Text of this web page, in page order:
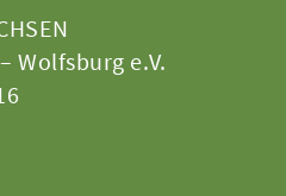
Wolfsburg e.V.